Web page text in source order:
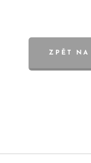
ZPĚT NA